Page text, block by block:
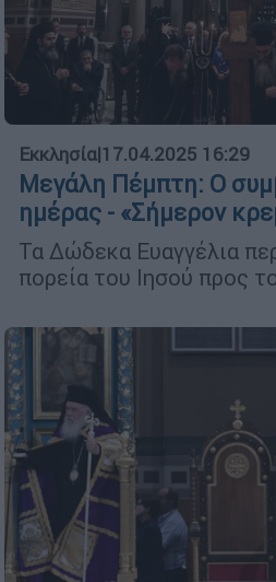
Εκκλησία|17.04.2025 16:29
Μεγάλη Πέμπτη: Ο
ημέρας - «Σήμερον
Τα Δώδεκα Ευαγγέλια
πορεία του Ιησού προς